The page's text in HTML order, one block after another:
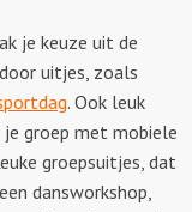
je keuze uit de
uitjes, zoals
. Ook leuk
je groep met mobiele
groepsuitjes, dat
dansworkshop,